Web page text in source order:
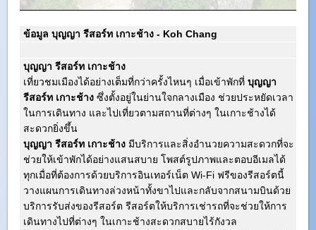
ข้อมูล บุญญา รีสอร์ท เกาะช้าง - Koh Chang
บุญญา รีสอร์ท เกาะช้าง
เที่ยวชมเมืองได้อย่างเต็มที่กว่าครั้งไหนๆ เมื่อเข้าพักที่บุญญา
รีสอร์ท เกาะช้าง ซึ่งตั้งอยู่ในย่านใจกลางเมือง ช่วยประหยัดเวลา
ในการเดินทาง และไปเที่ยวตามสถานที่ต่างๆ ในเกาะช้างได้
สะดวกยิ่งขึ้น
บุญญา รีสอร์ท เกาะช้าง มีบริการและสิ่งอำนวยความสะดวกที่จะ
ช่วยให้เข้าพักได้อย่างแสนสบาย โพสต์รูปภาพและตอบอีเมลได้
ทุกเมื่อที่ต้องการด้วยบริการอินเทอร์เน็ต Wi-Fi ฟรีของรีสอร์ตนี้
วางแผนการเดินทางล่วงหน้าทั้งขาไปและกลับจากสนามบินด้วย
บริการรับส่งของรีสอร์ต รีสอร์ตให้บริการเช่ารถที่จะช่วยให้การ
เดินทางไปที่ต่างๆ ในเกาะช้างสะดวกสบายไร้กังวล